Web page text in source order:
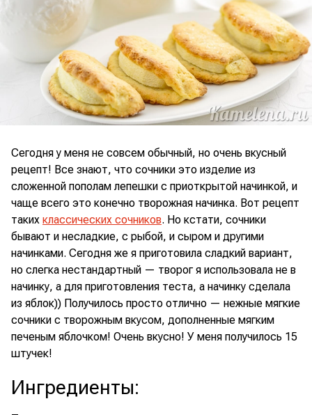
Сегодня у меня не совсем обычный, но очень вкусный
рецепт! Все знают, что сочники это изделие из
сложенной пополам лепешки с приоткрытой начинкой, и
чаще всего это конечно творожная начинка. Вот рецепт
таких классических сочников. Но кстати, сочники
бывают и несладкие, с рыбой, и сыром и другими
начинками. Сегодня же я приготовила сладкий вариант,
но слегка нестандартный — творог я использовала не в
начинку, а для приготовления теста, а начинку сделала
из яблок)) Получилось просто отлично — нежные мягкие
сочники с творожным вкусом, дополненные мягким
печеным яблочком! Очень вкусно! У меня получилось 15
штучек!
Ингредиенты: